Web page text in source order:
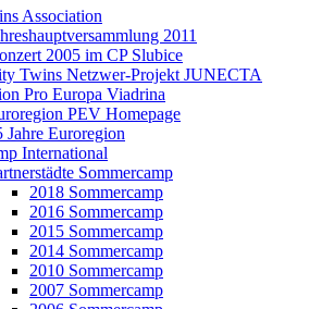
Association
2011
2005 im CP Slubice
Twins Netzwer-Projekt JUNECTA
Pro Europa Viadrina
PEV Homepage
Jahre Euroregion
International
Sommercamp
2018 Sommercamp
2016 Sommercamp
2015 Sommercamp
2014 Sommercamp
2010 Sommercamp
2007 Sommercamp